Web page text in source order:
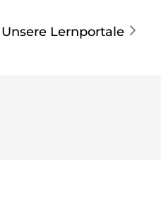
Unsere Lernportale